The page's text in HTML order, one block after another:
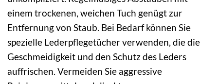
einem trockenen, weichen Tuch genügt zur
Entfernung von Staub. Bei Bedarf können Sie
spezielle Lederpflegetücher verwenden, die die
Geschmeidigkeit und den Schutz des Leders
auffrischen. Vermeiden Sie aggressive